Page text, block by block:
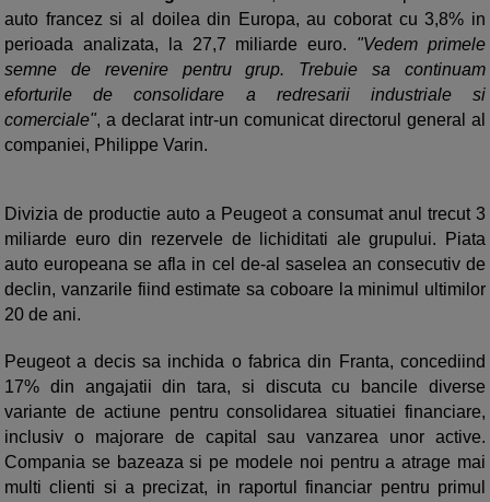
auto francez si al doilea din Europa, au coborat cu 3,8% in
perioada analizata, la 27,7 miliarde euro. "Vedem primele
semne de revenire pentru grup. Trebuie sa continuam
eforturile de consolidare a redresarii industriale si
comerciale", a declarat intr-un comunicat directorul general al
companiei, Philippe Varin.
Divizia de productie auto a Peugeot a consumat anul trecut 3
miliarde euro din rezervele de lichiditati ale grupului. Piata
auto europeana se afla in cel de-al saselea an consecutiv de
declin, vanzarile fiind estimate sa coboare la minimul ultimilor
20 de ani.
Peugeot a decis sa inchida o fabrica din Franta, concediind
17% din angajatii din tara, si discuta cu bancile diverse
variante de actiune pentru consolidarea situatiei financiare,
inclusiv o majorare de capital sau vanzarea unor active.
Compania se bazeaza si pe modele noi pentru a atrage mai
multi clienti si a precizat, in raportul financiar pentru primul